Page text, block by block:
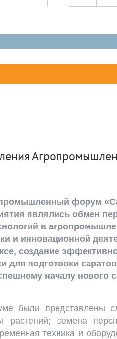
форум
являлись обмен
в
и инновационной
создание
для подготовки
началу нового
были представлены
растений; семена
техника и